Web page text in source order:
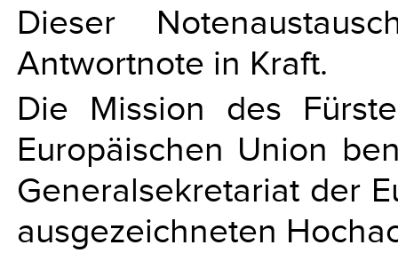
Dieser
Antwortnote in Kraft.
Die Mission des
Europäischen Union
Generalsekretariat der
ausgezeichneten